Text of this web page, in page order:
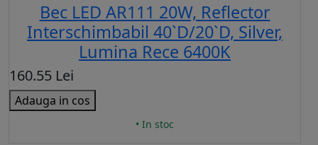
Bec LED AR111 20W, Reflector
Interschimbabil 40`D/20`D, Silver,
Lumina Rece 6400K
160.55 Lei
Adauga in cos
• In stoc